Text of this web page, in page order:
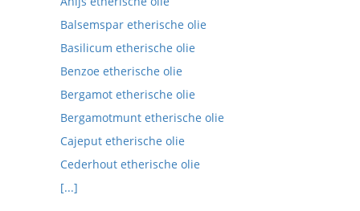
Balsemspar etherische olie
Basilicum etherische olie
Benzoe etherische olie
Bergamot etherische olie
Bergamotmunt etherische olie
Cajeput etherische olie
Cederhout etherische olie
[...]